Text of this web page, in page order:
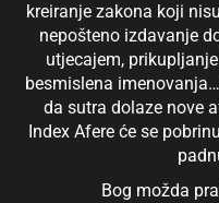
kreiranje zakona koji
nepošteno izdavanje
utjecajem,
besmislena
da sutra dolaze nove
Index Afere će se
Bog možda